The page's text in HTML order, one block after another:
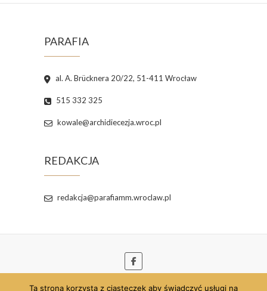
PARAFIA
al. A. Brücknera 20/22, 51-411 Wrocław
515 332 325
kowale@archidiecezja.wroc.pl
REDAKCJA
redakcja@parafiamm.wroclaw.pl
Ta strona korzysta z ciasteczek aby świadczyć usługi na